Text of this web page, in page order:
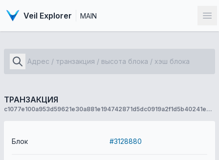
Veil Explorer MAIN
ТРАНЗАКЦИЯ
c1077e100a953d59621e30a881e194742871d5dc0919a2f1d5b40241ee7ba7f0
Блок #3128880